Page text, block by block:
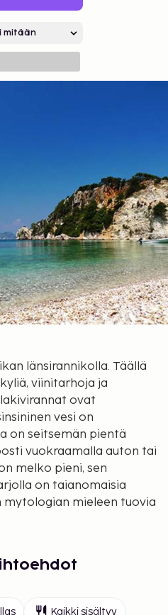
länsirannikolla. Täällä
viinitarhoja ja
ovat
vesi on
on seitsemän pientä
vuokraamalla auton tai
melko pieni, sen
on taianomaisia
mytologian mieleen tuovia
Kaikki sisältyy